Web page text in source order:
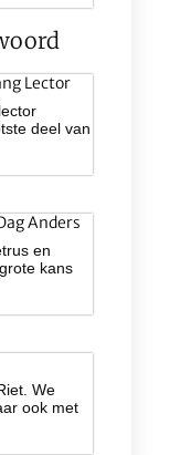
Lector
deel van
Anders
en
kans
We
ook met